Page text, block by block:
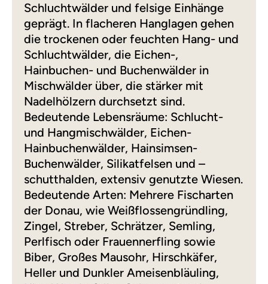
Schluchtwälder und felsige Einhänge
geprägt. In flacheren Hanglagen gehen
die trockenen oder feuchten Hang- und
Schluchtwälder, die Eichen-,
Hainbuchen- und Buchenwälder in
Mischwälder über, die stärker mit
Nadelhölzern durchsetzt sind.
Bedeutende Lebensräume: Schlucht-
und Hangmischwälder, Eichen-
Hainbuchenwälder, Hainsimsen-
Buchenwälder, Silikatfelsen und –
schutthalden, extensiv genutzte Wiesen.
Bedeutende Arten: Mehrere Fischarten
der Donau, wie Weißflossengründling,
Zingel, Streber, Schrätzer, Semling,
Perlfisch oder Frauennerfling sowie
Biber, Großes Mausohr, Hirschkäfer,
Heller und Dunkler Ameisenbläuling,